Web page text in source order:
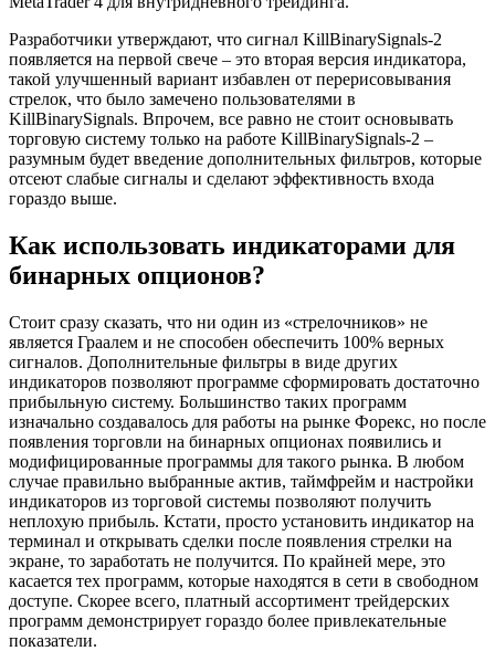
Разработчики утверждают, что сигнал KillBinarySignals-2
появляется на первой свече – это вторая версия индикатора,
такой улучшенный вариант избавлен от перерисовывания
стрелок, что было замечено пользователями в
KillBinarySignals. Впрочем, все равно не стоит основывать
торговую систему только на работе KillBinarySignals-2 –
разумным будет введение дополнительных фильтров, которые
отсеют слабые сигналы и сделают эффективность входа
гораздо выше.
Как использовать индикаторами для
бинарных опционов?
Стоит сразу сказать, что ни один из «стрелочников» не
является Граалем и не способен обеспечить 100% верных
сигналов. Дополнительные фильтры в виде других
индикаторов позволяют программе сформировать достаточно
прибыльную систему. Большинство таких программ
изначально создавалось для работы на рынке Форекс, но после
появления торговли на бинарных опционах появились и
модифицированные программы для такого рынка. В любом
случае правильно выбранные актив, таймфрейм и настройки
индикаторов из торговой системы позволяют получить
неплохую прибыль. Кстати, просто установить индикатор на
терминал и открывать сделки после появления стрелки на
экране, то заработать не получится. По крайней мере, это
касается тех программ, которые находятся в сети в свободном
доступе. Скорее всего, платный ассортимент трейдерских
программ демонстрирует гораздо более привлекательные
показатели.